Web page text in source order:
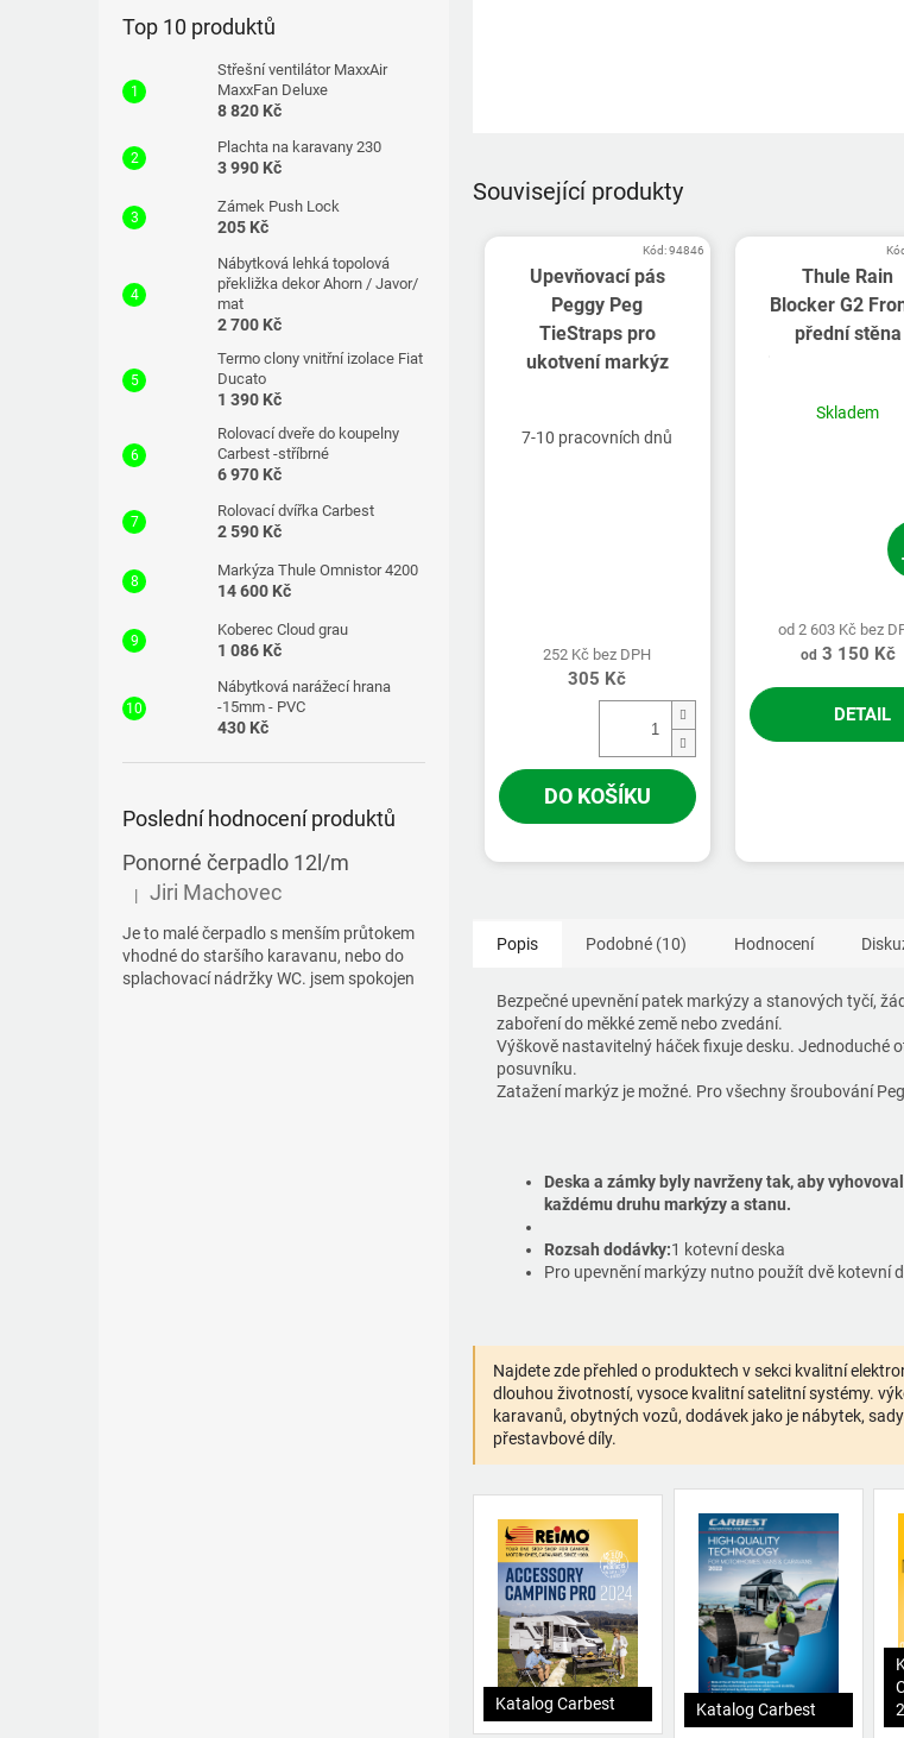
Top 10 produktů
Střešní ventilátor MaxxAir
MaxxFan Deluxe
8 820 Kč
Plachta na karavany 230
3 990 Kč
Zámek Push Lock
205 Kč
Nábytková lehká topolová
překližka dekor Ahorn / Javor/
mat
2 700 Kč
Termo clony vnitřní izolace Fiat
Ducato
1 390 Kč
Rolovací dveře do koupelny
Carbest -stříbrné
6 970 Kč
Rolovací dvířka Carbest
2 590 Kč
Markýza Thule Omnistor 4200
14 600 Kč
Koberec Cloud grau
1 086 Kč
Nábytková narážecí hrana
-15mm - PVC
430 Kč
Poslední hodnocení produktů
Ponorné čerpadlo 12l/m
Hodnocení produktu je 5 z 5 hvězdiček.
| Jiri Machovec
Je to malé čerpadlo s menším průtokem
vhodné do staršího karavanu, nebo do
splachovací nádržky WC. jsem spokojen
Související produkty
Upevňovací pás
Peggy Peg
TieStraps pro
ukotvení markýz
7-10 pracovních dnů
252 Kč bez DPH
305 Kč
DO KOŠÍKU
Kód:94846
Thule Rain
Blocker G2
přední stěna
Skladem
od 2 603 Kč bez
od 3 150 Kč
DETAIL
Popis Podobné (10) Hodnocení
Bezpečné upevnění patek markýzy a stanových tyčí,
zaboření do měkké země nebo zvedání.
Výškově nastavitelný háček fixuje desku. Jednoduché
posuvníku.
Zatažení markýz je možné. Pro všechny šroubování
Deska a zámky byly navrženy tak, aby
každému druhu markýzy a stanu.
Rozsah dodávky:1 kotevní deska
Pro upevnění markýzy nutno použít dvě kotevní
Najdete zde přehled o produktech v sekci kvalitní
dlouhou životností, vysoce kvalitní satelitní systémy.
karavanů, obytných vozů, dodávek jako je nábytek,
přestavbové díly.
Katalog Carbest Katalog Carbest